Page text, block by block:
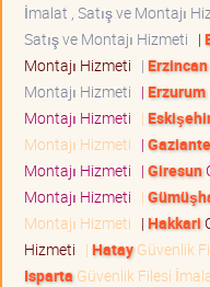
İmalat , Satış ve Montajı
Satış ve Montajı Hizmeti |
Montajı Hizmeti | Erzincan
Montajı Hizmeti | Erzurum
Montajı Hizmeti |
Montajı Hizmeti |
Montajı Hizmeti | Giresun
Montajı Hizmeti |
Montajı Hizmeti | Hakkari
Hizmeti | HatayGüvenlik
Isparta Güvenlik Filesi